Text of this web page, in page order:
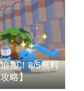
加！8/5無料
略】